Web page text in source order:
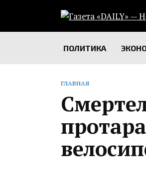
содержанию
ПОЛИТИКА
ГЛАВНАЯ